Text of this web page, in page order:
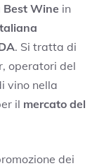
Best Wine in
. Si tratta di
operatori del
vino nella
il mercato del
dei